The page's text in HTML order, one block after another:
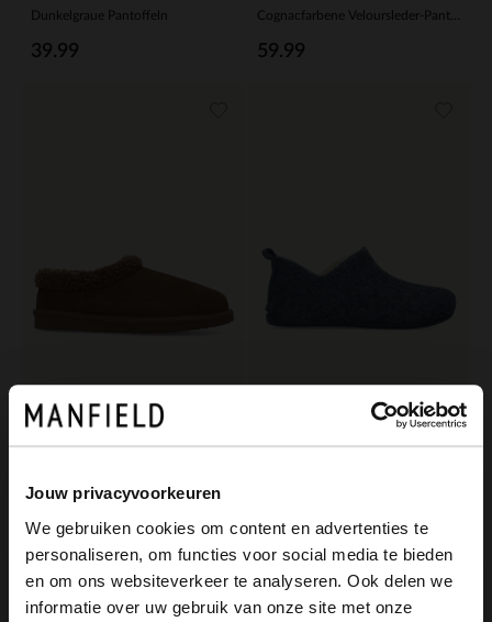
Jouw privacyvoorkeuren
We gebruiken cookies om content en advertenties te
personaliseren, om functies voor social media te bieden
en om ons websiteverkeer te analyseren. Ook delen we
informatie over uw gebruik van onze site met onze
Dunkelgraue Pantoffeln
39.99 59.99
Manfield
Dunkelbraune Veloursleder-Pantoffeln mit synthetischem Wollfutter Blaue Pantoffeln mit Wollfutter
×
View this website in English?